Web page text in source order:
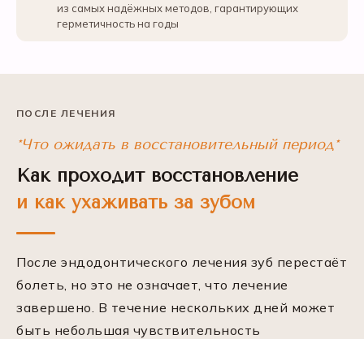
из самых надёжных методов, гарантирующих
герметичность на годы
ПОСЛЕ ЛЕЧЕНИЯ
*Что ожидать в восстановительный период*
Как проходит восстановление
и как ухаживать за зубом
После эндодонтического лечения зуб перестаёт
болеть, но это не означает, что лечение
завершено. В течение нескольких дней может
быть небольшая чувствительность